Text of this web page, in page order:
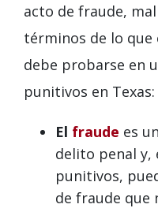
acto de fraude,
términos de lo que
debe probarse en
punitivos en Texas:
El fraude es
delito penal y,
punitivos,
de fraude que